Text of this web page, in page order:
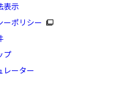
アウ
ムカラー：ブラウン
表示
ーポリシー
プ
レーター